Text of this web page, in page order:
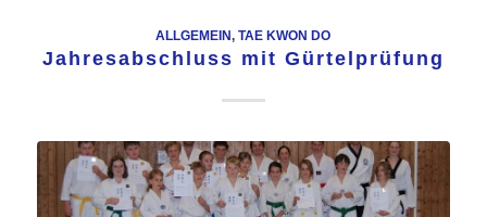
ALLGEMEIN,TAE KWON DO
Jahresabschluss mit Gürtelprüfung